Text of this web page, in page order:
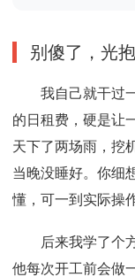
别傻了，光
我自己就干过
的日租费，硬是让
天下了两场雨，挖
当晚没睡好。你细
懂，可一到实际操
后来我学了个
他每次开工前会做